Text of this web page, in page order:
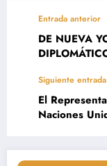
Entrada anterior
DE NUEVA
Siguiente entrada
El
Naciones